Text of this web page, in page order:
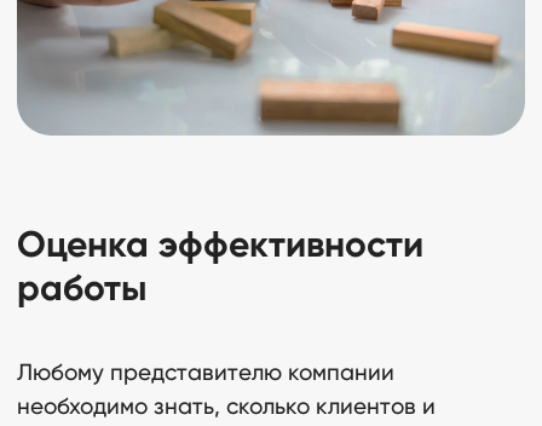
Оценка эффективности
работы
Любому представителю компании
необходимо знать, сколько клиентов и
Как выбрать инфлюенс-
маркетинг агентство
17.12.21
KPI в инфлюенс-